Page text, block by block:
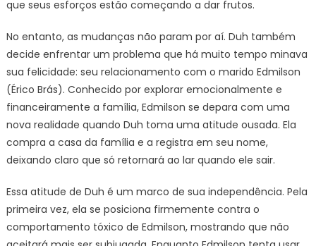
que seus esforços estão começando a dar frutos.
No entanto, as mudanças não param por aí. Duh também
decide enfrentar um problema que há muito tempo minava
sua felicidade: seu relacionamento com o marido Edmilson
(Érico Brás). Conhecido por explorar emocionalmente e
financeiramente a família, Edmilson se depara com uma
nova realidade quando Duh toma uma atitude ousada. Ela
compra a casa da família e a registra em seu nome,
deixando claro que só retornará ao lar quando ele sair.
Essa atitude de Duh é um marco de sua independência. Pela
primeira vez, ela se posiciona firmemente contra o
comportamento tóxico de Edmilson, mostrando que não